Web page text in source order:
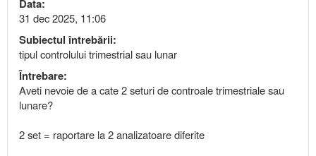
Data:
31 dec 2025, 11:06
Subiectul întrebării:
tipul controlului trimestrial sau lunar
Întrebare:
Aveti nevoie de a cate 2 seturi de controale trimestriale sau
lunare?
2 set = raportare la 2 analizatoare diferite